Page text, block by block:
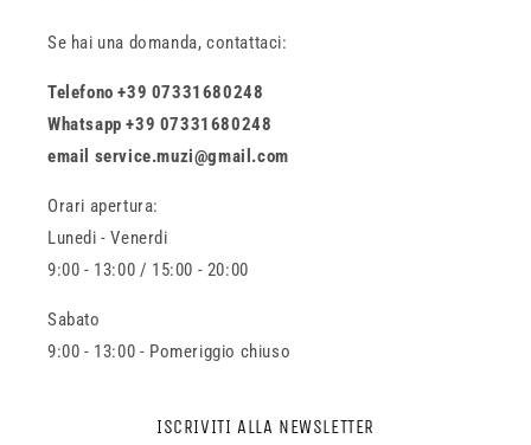
Se hai una domanda, contattaci:
Telefono +39 07331680248
Whatsapp +39 07331680248
email service.muzi@gmail.com
Orari apertura:
Lunedi - Venerdi
9:00 - 13:00 / 15:00 - 20:00
Sabato
9:00 - 13:00 - Pomeriggio chiuso
ISCRIVITI ALLA NEWSLETTER